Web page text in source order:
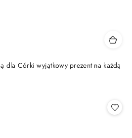
dla Córki wyjątkowy prezent na każdą